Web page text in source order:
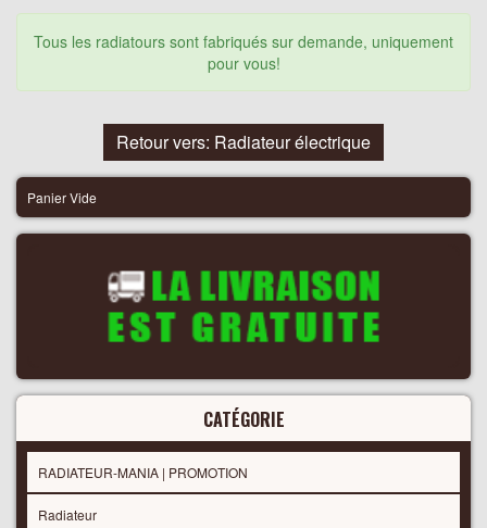
Tous les radiatours sont fabriqués sur demande, uniquement
pour vous!
Retour vers: Radiateur électrique
Panier Vide
CATÉGORIE
RADIATEUR-MANIA | PROMOTION
Radiateur